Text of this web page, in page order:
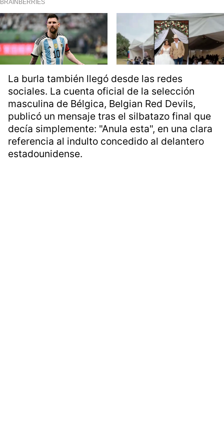
La burla también llegó desde las redes
sociales. La cuenta oficial de la selección